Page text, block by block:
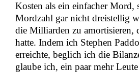
Kosten als ein einfacher Mord,
Mordzahl gar nicht dreistellig
die Milliarden zu amortisieren,
hatte. Indem ich Stephen
erreichte, beglich ich die
glaube ich, ein paar mehr